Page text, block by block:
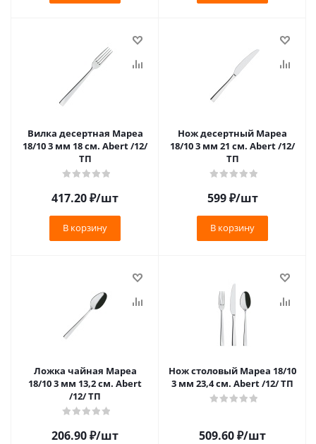
Вилка десертная Мареа
18/10 3 мм 18 см. Abert /12/
ТП
417.20₽/шт
В корзину
Нож десертный Мареа
18/10 3 мм 21 см. Abert /12/
ТП
599₽/шт
В корзину
Ложка чайная Мареа
18/10 3 мм 13,2 см. Abert
/12/ ТП
206.90₽/шт
Нож столовый Мареа 18/10
3 мм 23,4 см. Abert /12/ ТП
509.60₽/шт